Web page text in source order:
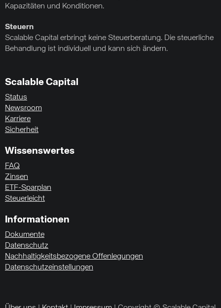
Kapazitäten und Konditionen.
Steuern
Scalable Capital erbringt keine Steuerberatung. Die steuerliche
Behandlung ist individuell und kann sich ändern.
Scalable Capital
Status
Newsroom
Karriere
Sicherheit
Wissenswertes
FAQ
Zinsen
ETF-Sparplan
Steuerleicht
Informationen
Dokumente
Datenschutz
Nachhaltigkeitsbezogene Offenlegungen
Datenschutzeinstellungen